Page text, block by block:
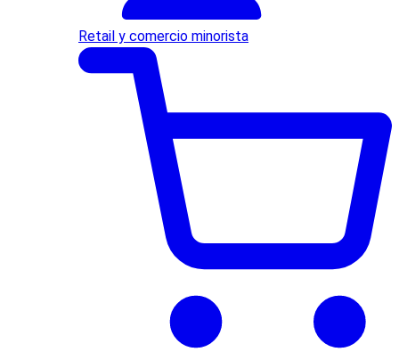
Retail y comercio minorista